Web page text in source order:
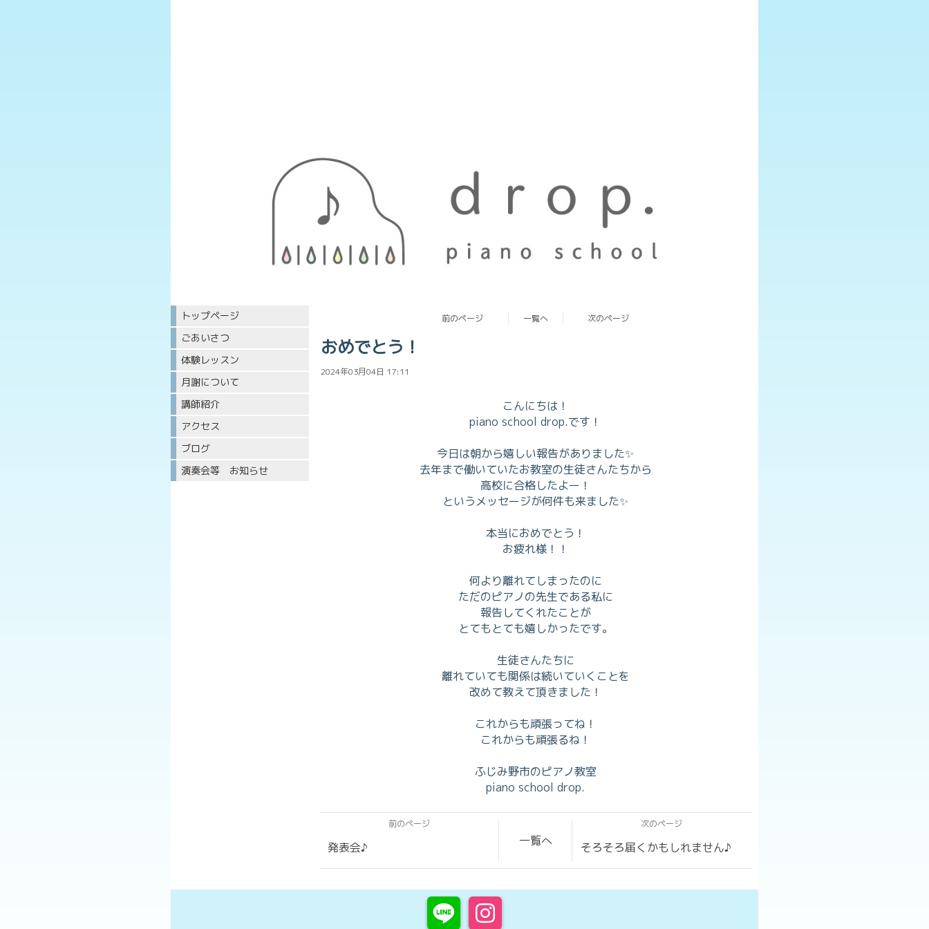
前のページ 一覧へ 次のページ
おめでとう！
2024年03月04日 17:11
こんにちは！
piano school drop.です！
今日は朝から嬉しい報告がありました✨
去年まで働いていたお教室の生徒さんたちから
高校に合格したよー！
というメッセージが何件も来ました✨
本当におめでとう！
お疲れ様！！
何より離れてしまったのに
ただのピアノの先生である私に
報告してくれたことが
とてもとても嬉しかったです。
生徒さんたちに
離れていても関係は続いていくことを
改めて教えて頂きました！
これからも頑張ってね！
これからも頑張るね！
ふじみ野市のピアノ教室
piano school drop.
前のページ
発表会♪ 一覧へ
次のページ
そろそろ届くかもしれません♪
トップページ
ごあいさつ
体験レッスン
月謝について
講師紹介
アクセス
ブログ
演奏会等 お知らせ